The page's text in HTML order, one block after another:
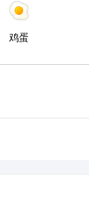
鸡蛋